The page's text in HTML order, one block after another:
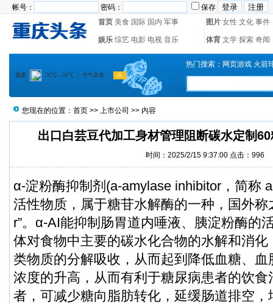
帐号： 密码：
保存
首页 美食 国际 国内 军事 图片 女性 文化 事件
娱乐 综艺 电影 电视 音乐 体育 文学 探索 奇闻
热门搜索： 网页游戏 火箭
您现在的位置： 首页 >> 上市公司 >> 内容
出口白芸豆代加工身材管理阻断碳水定制
时间：2025/2/15 9:37:00 点击：996
α-淀粉酶抑制剂(a-amylase inhibitor，简称
活性物质，属于糖苷水解酶的一种，国外称
r”。α-AI能抑制肠胃道内唾液、胰淀粉酶的
体对食物中主要的碳水化合物的水解和消
类物质的分解吸收，从而起到降低血糖、
浓度的升高，从而有利于糖尿病患者的饮
者，可减少糖向脂肪转化，延缓肠道排空